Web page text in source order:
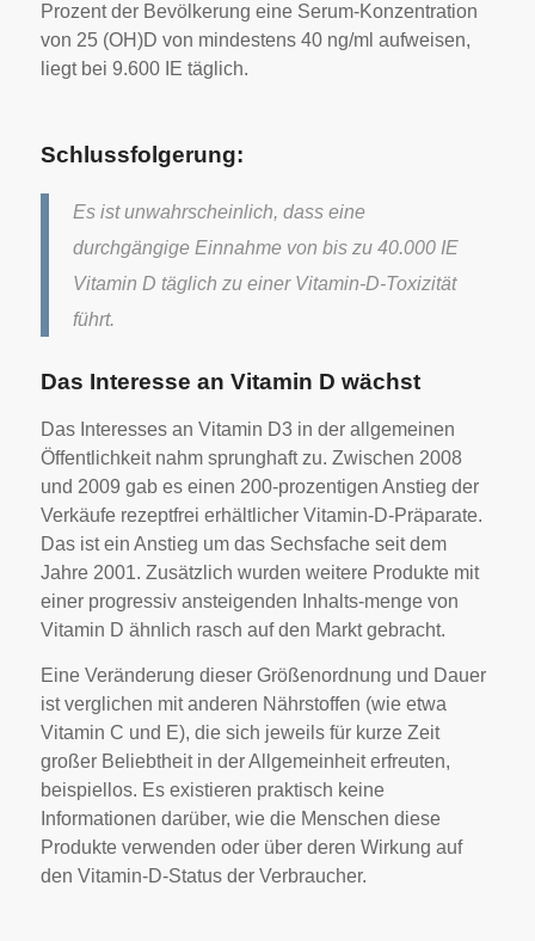
Prozent der Bevölkerung eine Serum-Konzentration
von 25 (OH)D von mindestens 40 ng/ml aufweisen,
liegt bei 9.600 IE täglich.
Schlussfolgerung:
Es ist unwahrscheinlich, dass eine
durchgängige Einnahme von bis zu 40.000 IE
Vitamin D täglich zu einer Vitamin-D-Toxizität
führt.
Das Interesse an Vitamin D wächst
Das Interesses an Vitamin D3 in der allgemeinen
Öffentlichkeit nahm sprunghaft zu. Zwischen 2008
und 2009 gab es einen 200-prozentigen Anstieg der
Verkäufe rezeptfrei erhältlicher Vitamin-D-Präparate.
Das ist ein Anstieg um das Sechsfache seit dem
Jahre 2001. Zusätzlich wurden weitere Produkte mit
einer progressiv ansteigenden Inhalts-menge von
Vitamin D ähnlich rasch auf den Markt gebracht.
Eine Veränderung dieser Größenordnung und Dauer
ist verglichen mit anderen Nährstoffen (wie etwa
Vitamin C und E), die sich jeweils für kurze Zeit
großer Beliebtheit in der Allgemeinheit erfreuten,
beispiellos. Es existieren praktisch keine
Informationen darüber, wie die Menschen diese
Produkte verwenden oder über deren Wirkung auf
den Vitamin-D-Status der Verbraucher.